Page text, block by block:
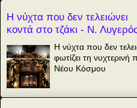
Η νύχτα που δεν τελειώνει
κοντά στο τζάκι - Ν.
Η νύχτα που δεν
φωτίζει τη
Νέου Κόσμου